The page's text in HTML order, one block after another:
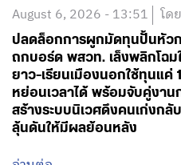
August 6, 2026 - 13:51 โด
ปลดล็อกการผูกมัดทุนปั้นหัวก
ถกบอร์ด พสวท. เล็งพลิกโฉ
ยาว-เรียนเมืองนอกใช้ทุนแค่
หย่อนเวลาได้ พร้อมจับคู่งาน
สร้างระบบนิเวศดึงคนเก่งกลั
ลุ้นดันให้มีผลย้อนหลัง